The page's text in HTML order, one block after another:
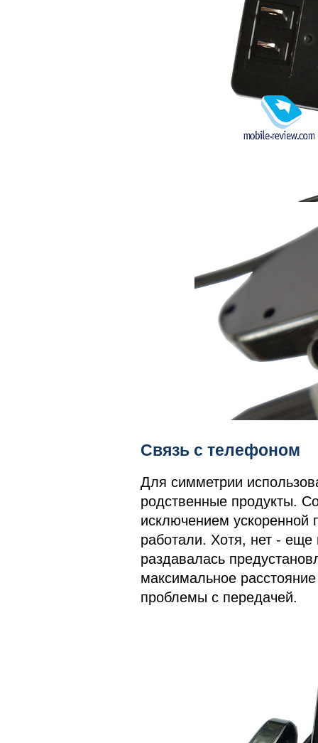
Связь с телефоном
Для симметрии
родственные продукты.
исключением ускоренной
работали. Хотя, нет - еще
раздавалась
максимальное
проблемы с передачей.